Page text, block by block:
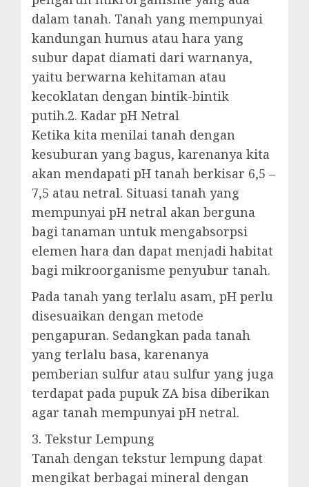
dalam tanah. Tanah yang mempunyai
kandungan humus atau hara yang
subur dapat diamati dari warnanya,
yaitu berwarna kehitaman atau
kecoklatan dengan bintik-bintik
putih.2. Kadar pH Netral
Ketika kita menilai tanah dengan
kesuburan yang bagus, karenanya kita
akan mendapati pH tanah berkisar 6,5 –
7,5 atau netral. Situasi tanah yang
mempunyai pH netral akan berguna
bagi tanaman untuk mengabsorpsi
elemen hara dan dapat menjadi habitat
bagi mikroorganisme penyubur tanah.
Pada tanah yang terlalu asam, pH perlu
disesuaikan dengan metode
pengapuran. Sedangkan pada tanah
yang terlalu basa, karenanya
pemberian sulfur atau sulfur yang juga
terdapat pada pupuk ZA bisa diberikan
agar tanah mempunyai pH netral.
3. Tekstur Lempung
Tanah dengan tekstur lempung dapat
mengikat berbagai mineral dengan